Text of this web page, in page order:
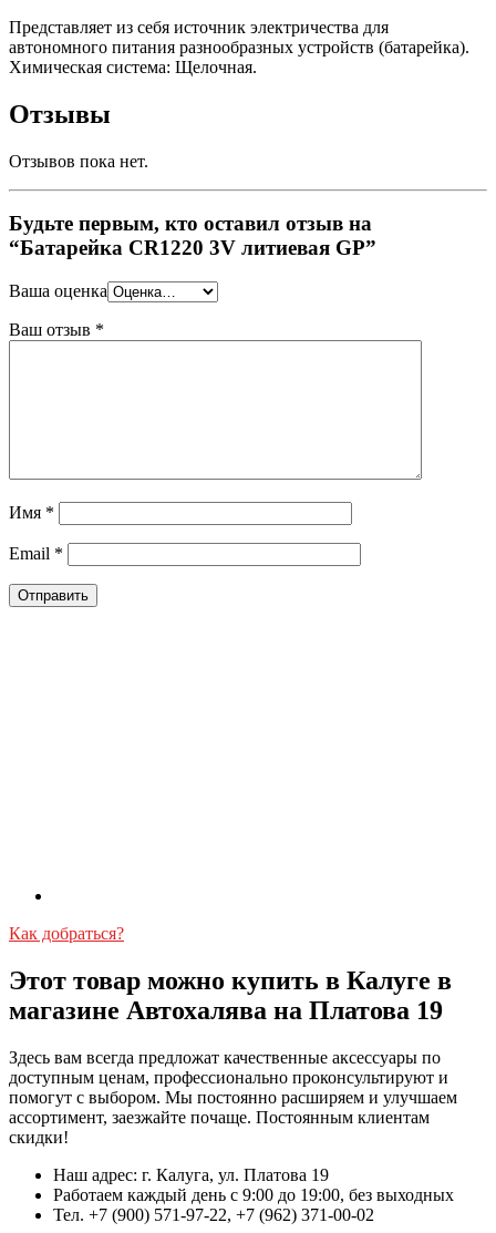
Представляет из себя источник электричества для
автономного питания разнообразных устройств (батарейка).
Химическая система: Щелочная.
Отзывы
Отзывов пока нет.
Будьте первым, кто оставил отзыв на
“Батарейка CR1220 3V литиевая GP”
Ваша оценка
Ваш отзыв *
Имя *
Email *
Как добраться?
Этот товар можно купить в Калуге в
магазине Автохалява на Платова 19
Здесь вам всегда предложат качественные аксессуары по
доступным ценам, профессионально проконсультируют и
помогут с выбором. Мы постоянно расширяем и улучшаем
ассортимент, заезжайте почаще. Постоянным клиентам
скидки!
Наш адрес: г. Калуга, ул. Платова 19
Работаем каждый день с 9:00 до 19:00, без выходных
Тел. +7 (900) 571-97-22, +7 (962) 371-00-02